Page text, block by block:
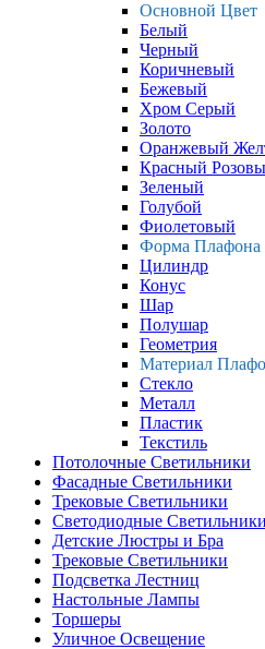
Основной Цвет
Белый
Черный
Коричневый
Бежевый
Хром Серый
Золото
Оранжевый
Красный
Зеленый
Голубой
Фиолетовый
Форма Плафона
Цилиндр
Конус
Шар
Полушар
Геометрия
Материал
Стекло
Металл
Пластик
Текстиль
Потолочные Светильники
Фасадные Светильники
Трековые Светильники
Светодиодные Светильники
Детские Люстры и Бра
Трековые Светильники
Подсветка Лестниц
Настольные Лампы
Торшеры
Уличное Освещение